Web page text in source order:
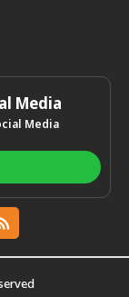
Media
Media